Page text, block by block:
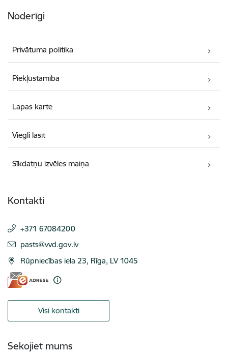
Noderīgi
Privātuma politika
Piekļūstamība
Lapas karte
Viegli lasīt
Sīkdatņu izvēles maiņa
Kontakti
+371 67084200
E-pasts:
pasts@vvd.gov.lv
Rūpniecības iela 23, Rīga, LV 1045
Visi kontakti
Sekojiet mums